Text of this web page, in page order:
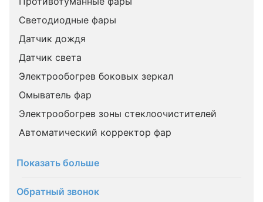
Светодиодные фары
Датчик дождя
Датчик света
Электрообогрев боковых зеркал
Омыватель фар
Электрообогрев зоны стеклоочистителей
Автоматический корректор фар
Показать больше
Обратный звонок